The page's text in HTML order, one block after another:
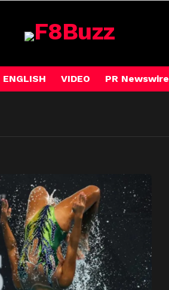
ENGLISH VIDEO PR Newswire